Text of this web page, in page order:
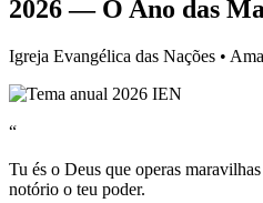
2026 — O Ano das
Igreja Evangélica das Nações •
“
Tu és o Deus que operas
notório o teu poder.